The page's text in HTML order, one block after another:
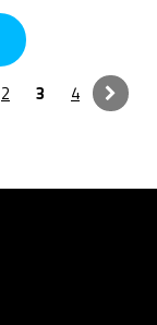
2 3 4